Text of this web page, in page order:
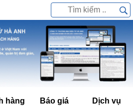
hàng Báo giá Dịch vụ